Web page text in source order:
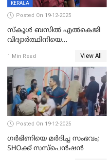
KERALA
Posted On 19-12-2025
സ്കൂൾ ബസിൽ എൽകെജി
വിദ്യാര്‍ത്ഥിനിയെ
ക്ലീനര്‍ പിടിയിൽ
1 Min Read View All
Posted On 19-12-2025
ഗര്‍ഭിണിയെ മർദിച്ച സംഭവം;
SHOക്ക് സസ്പെൻഷൻ